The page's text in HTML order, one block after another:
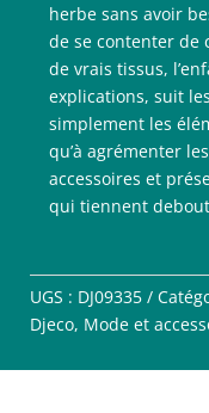
herbe sans avoir
de se contenter de
de vrais tissus,
explications, suit
simplement les
qu’à agrémenter
accessoires et
qui tiennent
UGS : DJ09335
Djeco, Mode et